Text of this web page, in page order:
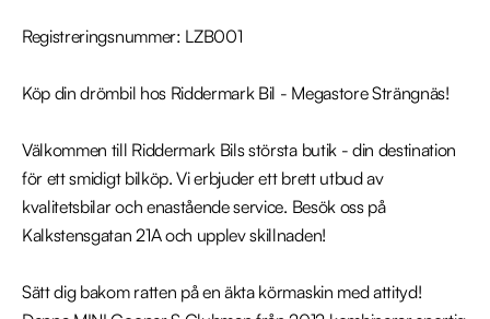
Registreringsnummer: LZB001
Köp din drömbil hos Riddermark Bil - Megastore Strängnäs!
Välkommen till Riddermark Bils största butik - din destination
för ett smidigt bilköp. Vi erbjuder ett brett utbud av
kvalitetsbilar och enastående service. Besök oss på
Kalkstensgatan 21A och upplev skillnaden!
Sätt dig bakom ratten på en äkta körmaskin med attityd!